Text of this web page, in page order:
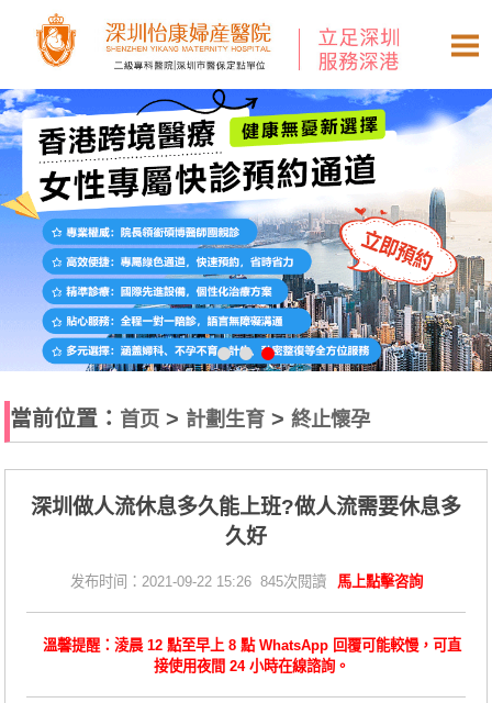
當前位置： 首页 > 計劃生育 >終止懷孕
深圳做人流休息多久能上班?做人流需要休息多
久好
发布时间：2021-09-22 15:26 845次閱讀 馬上點擊咨詢
溫馨提醒：淩晨 12 點至早上 8 點 WhatsApp 回覆可能較慢，可直
接使用夜間 24 小時在線諮詢。